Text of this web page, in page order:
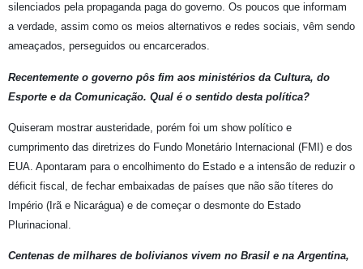
silenciados pela propaganda paga do governo. Os poucos que informam
a verdade, assim como os meios alternativos e redes sociais, vêm sendo
ameaçados, perseguidos ou encarcerados.
Recentemente o governo pôs fim aos ministérios da Cultura, do
Esporte e da Comunicação. Qual é o sentido desta política?
Quiseram mostrar austeridade, porém foi um show político e
cumprimento das diretrizes do Fundo Monetário Internacional (FMI) e dos
EUA. Apontaram para o encolhimento do Estado e a intensão de reduzir o
déficit fiscal, de fechar embaixadas de países que não são títeres do
Império (Irã e Nicarágua) e de começar o desmonte do Estado
Plurinacional.
Centenas de milhares de bolivianos vivem no Brasil e na Argentina,